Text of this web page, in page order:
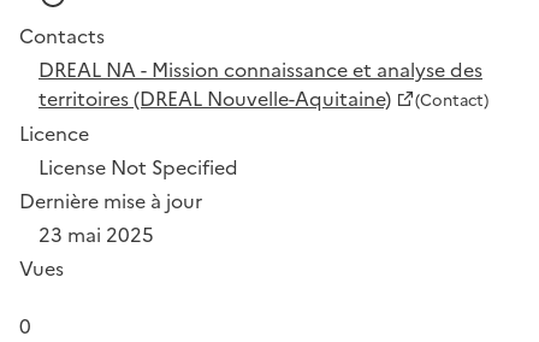
Contacts
DREAL NA - Mission connaissance et analyse des
territoires (DREAL Nouvelle-Aquitaine)
(Contact)
Licence
License Not Specified
Dernière mise à jour
23 mai 2025
Vues
0